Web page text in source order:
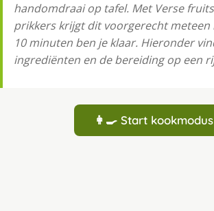
handomdraai op tafel. Met Verse
prikkers krijgt dit voorgerecht meteen
10 minuten ben je klaar. Hieronder
ingrediënten en de bereiding op een
👩‍🍳 Start kookmodus